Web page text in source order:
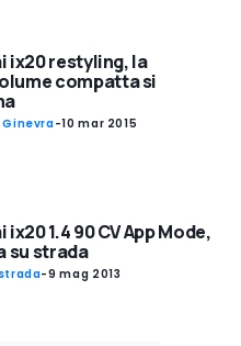
ix20 restyling, la
compatta si
-10 mar 2015
ix20 1.4 90 CV App Mode,
su strada
-9 mag 2013